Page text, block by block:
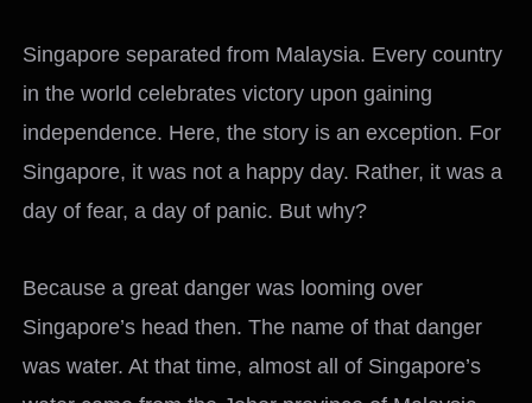
Singapore separated from Malaysia. Every country
in the world celebrates victory upon gaining
independence. Here, the story is an exception. For
Singapore, it was not a happy day. Rather, it was a
day of fear, a day of panic. But why?
Because a great danger was looming over
Singapore’s head then. The name of that danger
was water. At that time, almost all of Singapore’s